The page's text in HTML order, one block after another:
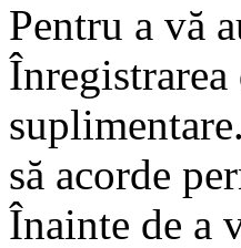
Pentru a vă
să acorde
Înainte de a